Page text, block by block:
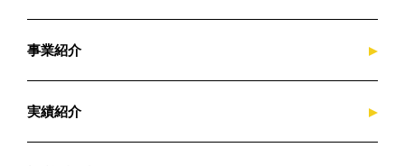
事業紹介
実績紹介